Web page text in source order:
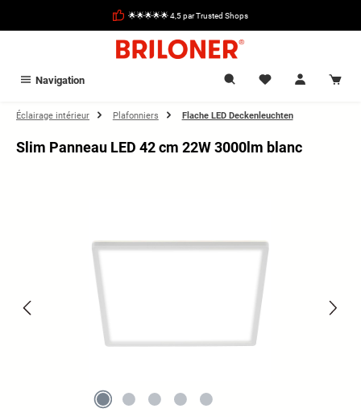
🌟🌟🌟🌟🌟 4,5 par Trusted Shops
Navigation
Éclairage intérieur Plafonniers Flache LED Deckenleuchten
Slim Panneau LED 42 cm 22W 3000lm blanc